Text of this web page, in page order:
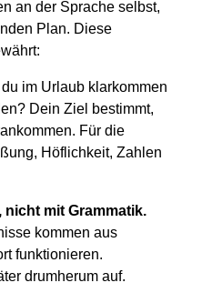
an der Sprache selbst,
Plan. Diese
im Urlaub klarkommen
Dein Ziel bestimmt,
Für die
Höflichkeit, Zahlen
nicht mit Grammatik.
kommen aus
funktionieren.
drumherum auf.